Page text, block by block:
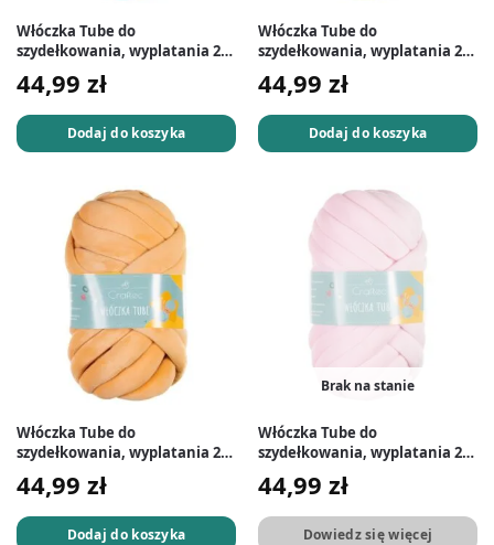
Włóczka Tube do
szydełkowania, wyplatania 20
mm turkusowa #13
44,99 zł
Dodaj do koszyka
Włóczka Tube do
szydełkowania, wyplatania 20
mm zielona #11
44,99 zł
Dodaj do koszyka
Włóczka Tube do
szydełkowania, wyplatania 20
mm pomarańczowa #8
44,99 zł
Dodaj do koszyka
Brak na stanie
Włóczka Tube do
szydełkowania, wyplatania 20
mm różowa #5
44,99 zł
Dowiedz się więcej